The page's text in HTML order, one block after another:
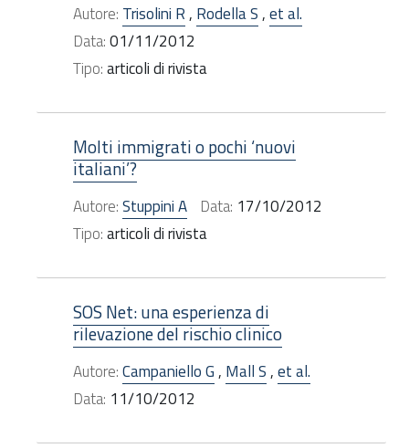
Autore: Trisolini R, Rodella S,et al.
Data:01/11/2012
Tipo:articoli di rivista
Molti immigrati o pochi ‘nuovi
italiani’?
Autore:Stuppini A Data: 17/10/2012
Tipo:articoli di rivista
SOS Net: una esperienza di
rilevazione del rischio clinico
Autore:Campaniello G, Mall S,et al.
Data: 11/10/2012